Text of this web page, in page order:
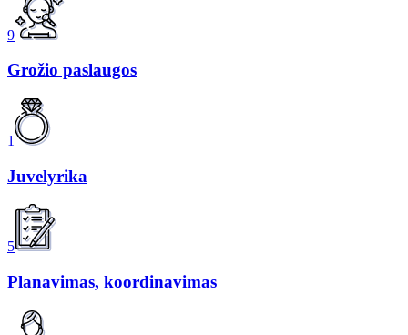
9
Grožio paslaugos
1
Juvelyrika
5
Planavimas, koordinavimas